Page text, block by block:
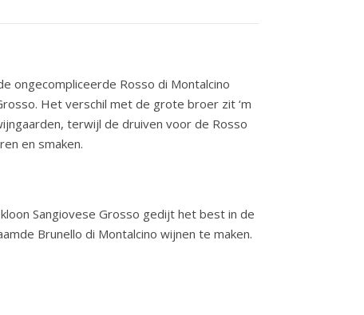
ongecompliceerde Rosso di Montalcino
Het verschil met de grote broer zit ‘m
terwijl de druiven voor de Rosso
en smaken.
Sangiovese Grosso gedijt het best in de
Brunello di Montalcino wijnen te maken.